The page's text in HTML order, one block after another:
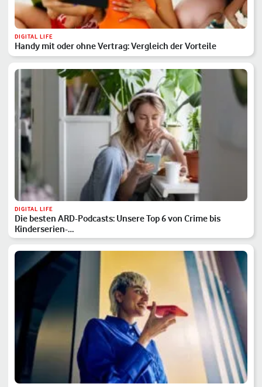
DIGITAL LIFE
Handy mit oder ohne Vertrag: Vergleich der Vorteile
DIGITAL LIFE
Die besten ARD-Podcasts: Unsere Top 6 von Crime bis
Kinderserien-…